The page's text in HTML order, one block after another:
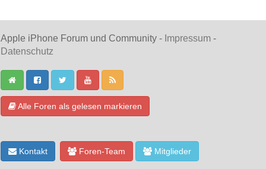
Apple iPhone Forum und Community - Impressum -
Datenschutz
Alle Foren als gelesen markieren
Kontakt Foren-Team Mitglieder